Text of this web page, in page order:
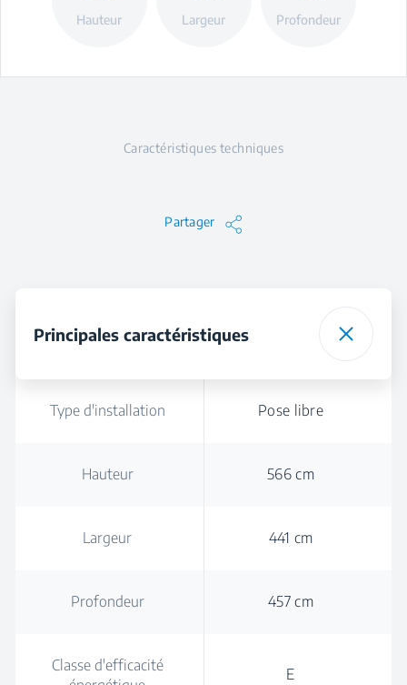
Hauteur Largeur Profondeur
Caractéristiques techniques
Partager
Principales caractéristiques
Type d'installation Pose libre
Hauteur 566 cm
Largeur 441 cm
Profondeur 457 cm
Classe d'efficacité
E